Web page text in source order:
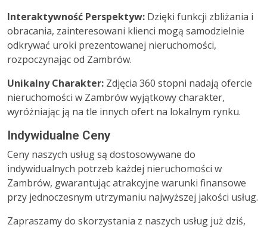
Interaktywność Perspektyw: Dzięki funkcji zbliżania i
obracania, zainteresowani klienci mogą samodzielnie
odkrywać uroki prezentowanej nieruchomości,
rozpoczynając od Zambrów.
Unikalny Charakter: Zdjęcia 360 stopni nadają ofercie
nieruchomości w Zambrów wyjątkowy charakter,
wyróżniając ją na tle innych ofert na lokalnym rynku.
Indywidualne Ceny
Ceny naszych usług są dostosowywane do
indywidualnych potrzeb każdej nieruchomości w
Zambrów, gwarantując atrakcyjne warunki finansowe
przy jednoczesnym utrzymaniu najwyższej jakości usług.
Zapraszamy do skorzystania z naszych usług już dziś,